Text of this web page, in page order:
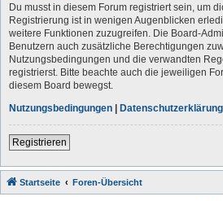
Du musst in diesem Forum registriert sein, um
Registrierung ist in wenigen Augenblicken
weitere Funktionen zuzugreifen. Die Board-
Benutzern auch zusätzliche Berechtigungen
Nutzungsbedingungen und die verwandten
registrierst. Bitte beachte auch die jeweiligen
diesem Board bewegst.
Nutzungsbedingungen | Datenschutzerklärung
Registrieren
Startseite Foren-Übersicht